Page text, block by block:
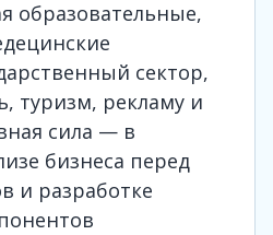
образовательные,
сектор,
туризм, рекламу и
сила — в
бизнеса перед
и разработке